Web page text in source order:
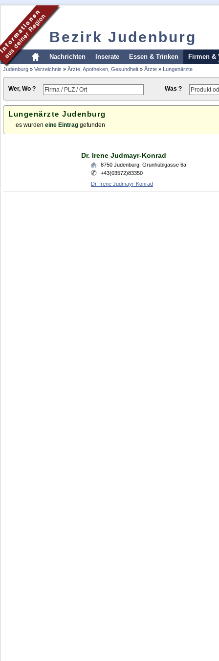
Bezirk Judenburg
Nachrichten Inserate Essen & Trinken Firmen &
Judenburg » Verzeichnis » Ärzte, Apotheken, Gesundheit » Ärzte » Lungenärzte
Wer, Wo ? Was ?
Lungenärzte Judenburg
es wurden eine Eintrag gefunden
Dr. Irene Judmayr-Konrad
8750 Judenburg Grünhüblgasse 6a
+43(03572)83350
Dr. Irene Judmayr-Konrad